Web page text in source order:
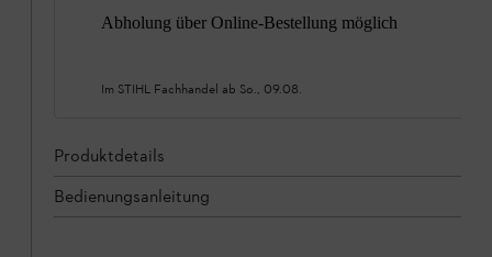
Abholung über Online-Bestellung möglich
Im STIHL Fachhandel ab So., 09.08.
Produktdetails
Bedienungsanleitung